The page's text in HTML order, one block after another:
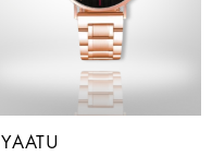
YAATU